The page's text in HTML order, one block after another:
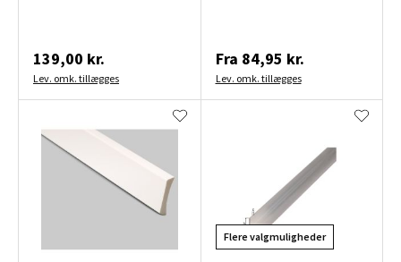
139,00 kr.
Lev. omk. tillægges
Fra 84,95 kr.
Lev. omk. tillægges
Flere valgmuligheder